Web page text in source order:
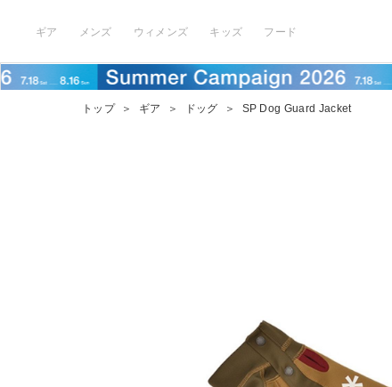
ギア メンズ ウィメンズ キッズ フード
トップ ＞ ギア ＞ ドッグ ＞ SP Dog Guard Jacket